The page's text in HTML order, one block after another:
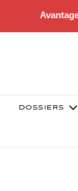
DOSSIERS